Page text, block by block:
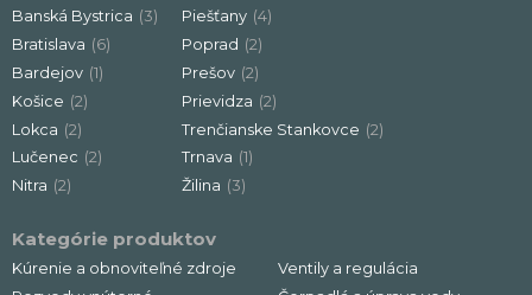
Banská Bystrica (3)
Bratislava (6)
Bardejov (1)
Košice (2)
Lokca (2)
Lučenec (2)
Nitra (2)
Piešťany (4)
Poprad (2)
Prešov (2)
Prievidza (2)
Trenčianske Stankovce (2)
Trnava (1)
Žilina (3)
Kategórie produktov
Kúrenie a obnoviteľné zdroje
Ventily a regulácia